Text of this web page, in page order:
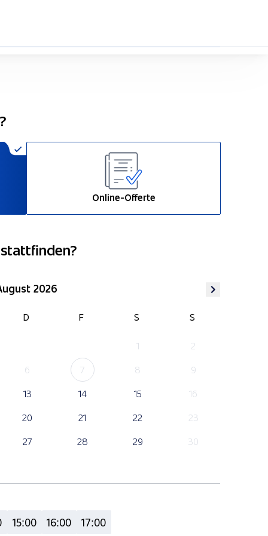
Online-Offerte
2026
D F S S
1
2
6 7 8
9
13 14 15
16
20 21 22
23
27 28 29
30
15:00 16:00 17:00